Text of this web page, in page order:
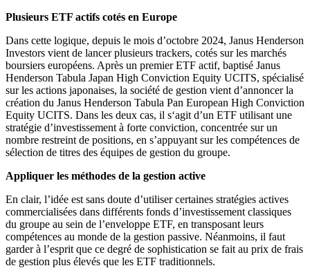
Plusieurs ETF actifs cotés en Europe
Dans cette logique, depuis le mois d’octobre 2024, Janus Henderson
Investors vient de lancer plusieurs trackers, cotés sur les marchés
boursiers européens. Après un premier ETF actif, baptisé Janus
Henderson Tabula Japan High Conviction Equity UCITS, spécialisé
sur les actions japonaises, la société de gestion vient d’annoncer la
création du Janus Henderson Tabula Pan European High Conviction
Equity UCITS. Dans les deux cas, il s‘agit d’un ETF utilisant une
stratégie d’investissement à forte conviction, concentrée sur un
nombre restreint de positions, en s’appuyant sur les compétences de
sélection de titres des équipes de gestion du groupe.
Appliquer les méthodes de la gestion active
En clair, l’idée est sans doute d’utiliser certaines stratégies actives
commercialisées dans différents fonds d’investissement classiques
du groupe au sein de l’enveloppe ETF, en transposant leurs
compétences au monde de la gestion passive. Néanmoins, il faut
garder à l’esprit que ce degré de sophistication se fait au prix de frais
de gestion plus élevés que les ETF traditionnels.